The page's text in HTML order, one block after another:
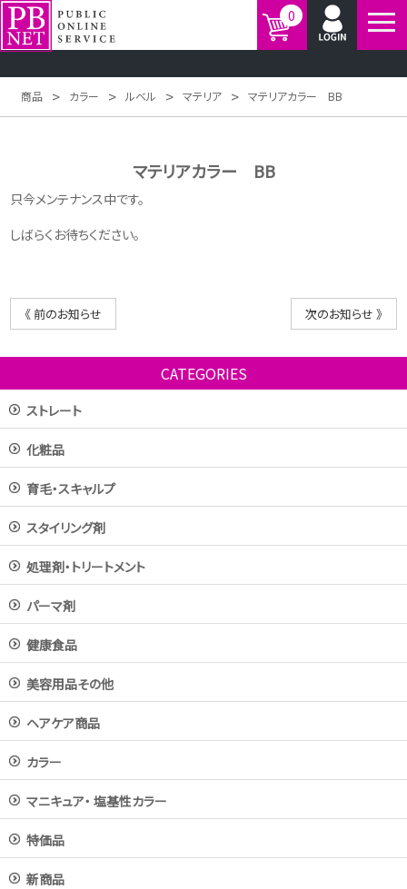
0
商品 > カラー > ルベル > マテリア > マテリアカラー BB
マテリアカラー BB
只今メンテナンス中です。
しばらくお待ちください。
《 前のお知らせ 次のお知らせ 》
CATEGORIES
ストレート
化粧品
育毛・スキャルプ
スタイリング剤
処理剤・トリートメント
パーマ剤
健康食品
美容用品その他
ヘアケア商品
カラー
マニキュア・ 塩基性カラー
特価品
新商品